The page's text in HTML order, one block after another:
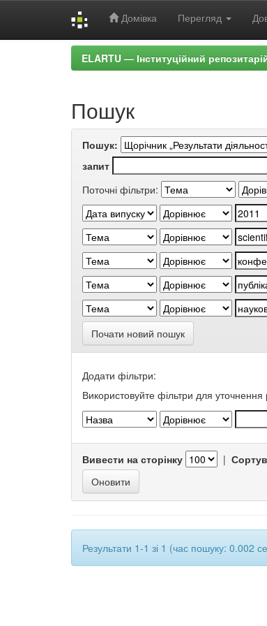
Домівка Перегляд
ELARTU — Інституційний
Пошук
Пошук:
запит
Поточні фільтри:
Почати новий пошук
Додати фільтри:
Використовуйте фільтри для уточнення
Вивести на сторінку |
Результати 1-1 зі 1 (час пошуку: 0.002